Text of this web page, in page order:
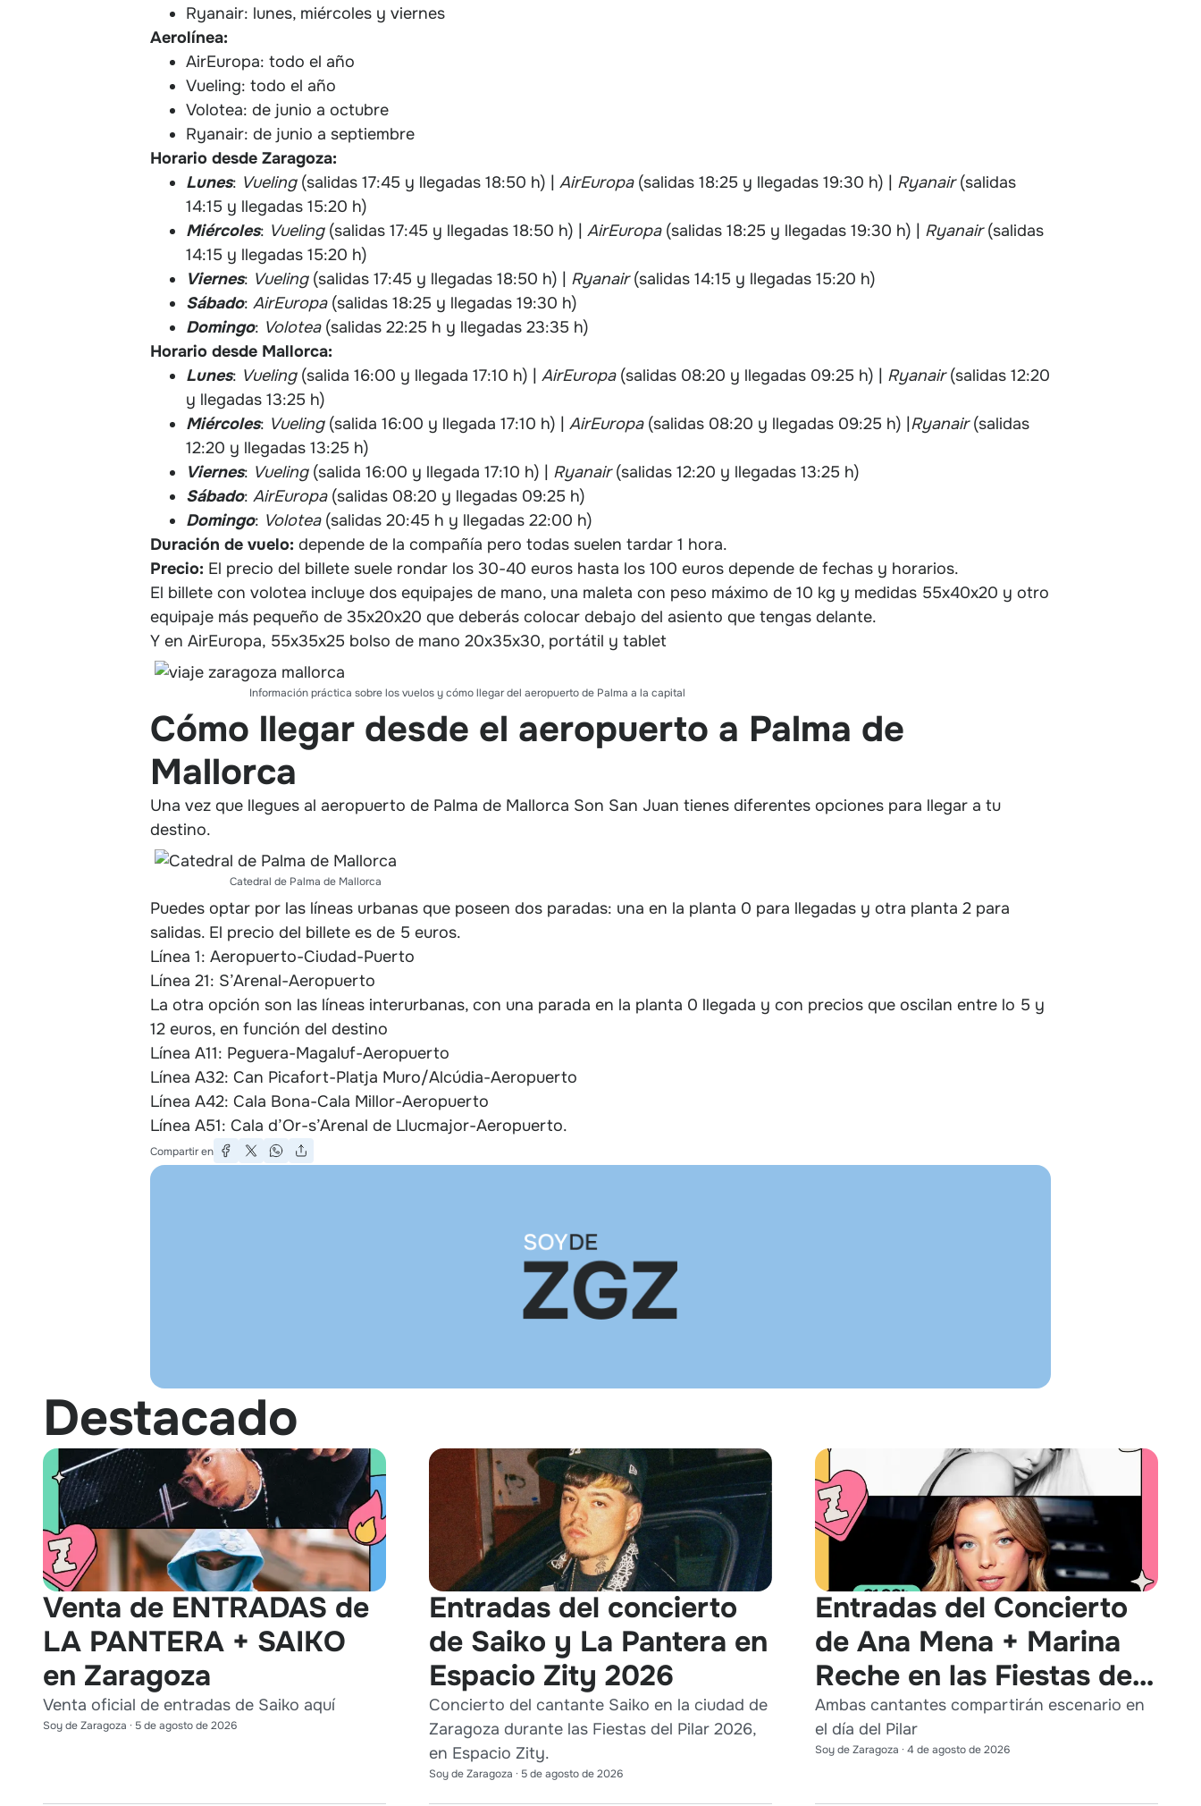
Ryanair: lunes, miércoles y viernes
Aerolínea:
AirEuropa: todo el año
Vueling: todo el año
Volotea: de junio a octubre
Ryanair: de junio a septiembre
Horario desde Zaragoza:
Lunes: Vueling(salidas 17:45 y llegadas 18:50 h) | AirEuropa(salidas 18:25 y llegadas 19:30 h) | Ryanair(salidas
14:15 y llegadas 15:20 h)
Miércoles: Vueling(salidas 17:45 y llegadas 18:50 h) | AirEuropa(salidas 18:25 y llegadas 19:30 h) | Ryanair(salidas
14:15 y llegadas 15:20 h)
Viernes: Vueling(salidas 17:45 y llegadas 18:50 h) | Ryanair(salidas 14:15 y llegadas 15:20 h)
Sábado: AirEuropa(salidas 18:25 y llegadas 19:30 h)
Domingo: Volotea(salidas 22:25 h y llegadas 23:35 h)
Horario desde Mallorca:
Lunes: Vueling(salida 16:00 y llegada 17:10 h) | AirEuropa(salidas 08:20 y llegadas 09:25 h) | Ryanair(salidas 12:20
y llegadas 13:25 h)
Miércoles: Vueling(salida 16:00 y llegada 17:10 h) | AirEuropa(salidas 08:20 y llegadas 09:25 h) | Ryanair(salidas
12:20 y llegadas 13:25 h)
Viernes: Vueling(salida 16:00 y llegada 17:10 h) | Ryanair(salidas 12:20 y llegadas 13:25 h)
Sábado: AirEuropa(salidas 08:20 y llegadas 09:25 h)
Domingo: Volotea(salidas 20:45 h y llegadas 22:00 h)
Duración de vuelo: depende de la compañía pero todas suelen tardar 1 hora.
Precio: El precio del billete suele rondar los 30-40 euros hasta los 100 euros depende de fechas y horarios.
El billete con volotea incluye dos equipajes de mano, una maleta con peso máximo de 10 kg y medidas 55x40x20 y otro
equipaje más pequeño de 35x20x20 que deberás colocar debajo del asiento que tengas delante.
Y en AirEuropa, 55x35x25 bolso de mano 20x35x30, portátil y tablet
Información práctica sobre los vuelos y cómo llegar del aeropuerto de Palma a la capital
Cómo llegar desde el aeropuerto a Palma de
Mallorca
Una vez que llegues al aeropuerto de Palma de Mallorca Son San Juan tienes diferentes opciones para llegar a tu
destino.
Catedral de Palma de Mallorca
Puedes optar por las líneas urbanas que poseen dos paradas: una en la planta 0 para llegadas y otra planta 2 para
salidas. El precio del billete es de 5 euros.
Línea 1: Aeropuerto-Ciudad-Puerto
Línea 21: S’Arenal-Aeropuerto
La otra opción son las líneas interurbanas, con una parada en la planta 0 llegada y con precios que oscilan entre lo 5 y
12 euros, en función del destino
Línea A11: Peguera-Magaluf-Aeropuerto
Línea A32: Can Picafort-Platja Muro/Alcúdia-Aeropuerto
Línea A42: Cala Bona-Cala Millor-Aeropuerto
Línea A51: Cala d’Or-s’Arenal de Llucmajor-Aeropuerto.
Compartir en
Destacado
Venta de ENTRADAS de
LA PANTERA + SAIKO
en Zaragoza
Venta oficial de entradas de Saiko aquí
Soy de Zaragoza · 5 de agosto de 2026
Entradas del concierto
de Saiko y La Pantera en
Espacio Zity 2026
Concierto del cantante Saiko en la ciudad de
Zaragoza durante las Fiestas del Pilar 2026,
en Espacio Zity.
Soy de Zaragoza · 5 de agosto de 2026
Entradas del Concierto
de Ana Mena + Marina
Reche en las Fiestas del
Pilar 2026
Ambas cantantes compartirán escenario en
el día del Pilar
Soy de Zaragoza · 4 de agosto de 2026